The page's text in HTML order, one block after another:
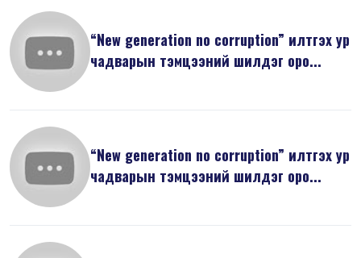
“New generation no corruption” илтгэх ур
чадварын тэмцээний шилдэг оро...
“New generation no corruption” илтгэх ур
чадварын тэмцээний шилдэг оро...